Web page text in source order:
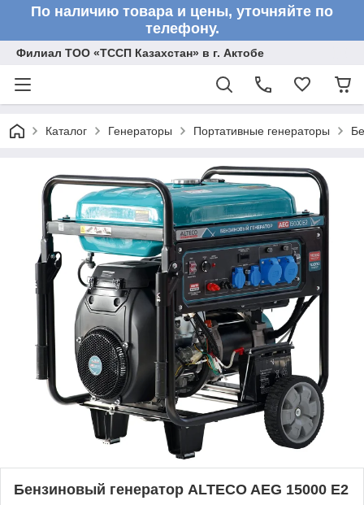
По наличию товара и цены, уточняйте по
телефону.
Филиал ТОО «ТССП Казахстан» в г. Актобе
Каталог Генераторы Портативные генераторы
Бензиновый генератор ALTECO AEG 15000 E2